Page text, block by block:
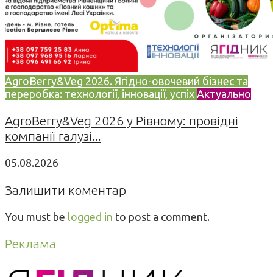
AgroBerry&Veg 2026. Ягідно-овочевий бізнес та
переробка: технології, інновації, успіх Актуально
AgroBerry&Veg 2026 у Рівному: провідні
компанії галузі...
05.08.2026
Залишити коментар
You must be logged in to post a comment.
Реклама